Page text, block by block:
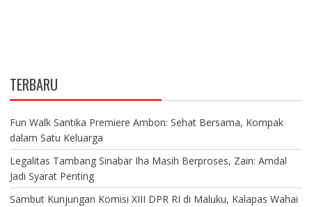
TERBARU
Fun Walk Santika Premiere Ambon: Sehat Bersama, Kompak
dalam Satu Keluarga
Legalitas Tambang Sinabar Iha Masih Berproses, Zain: Amdal
Jadi Syarat Penting
Sambut Kunjungan Komisi XIII DPR RI di Maluku, Kalapas Wahai